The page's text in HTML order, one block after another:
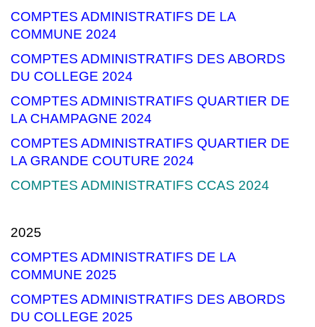
COMPTES ADMINISTRATIFS DE LA
COMMUNE 2024
COMPTES ADMINISTRATIFS DES ABORDS
DU COLLEGE 2024
COMPTES ADMINISTRATIFS QUARTIER DE
LA CHAMPAGNE 2024
COMPTES ADMINISTRATIFS QUARTIER DE
LA GRANDE COUTURE 2024
COMPTES ADMINISTRATIFS CCAS 2024
2025
COMPTES ADMINISTRATIFS DE LA
COMMUNE 2025
COMPTES ADMINISTRATIFS DES ABORDS
DU COLLEGE 2025